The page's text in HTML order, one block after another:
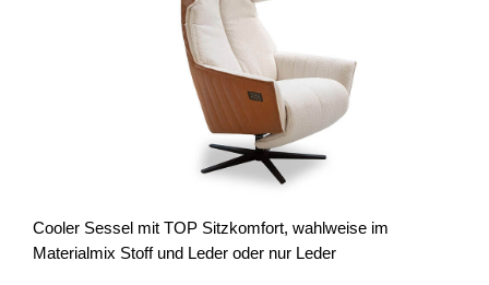
Cooler Sessel mit TOP Sitzkomfort, wahlweise im
Materialmix Stoff und Leder oder nur Leder